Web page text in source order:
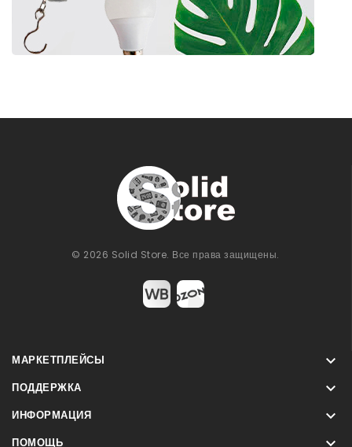
© 2026 Solid Store. Все права защищены.
МАРКЕТПЛЕЙСЫ 
ПОДДЕРЖКА 
ИНФОРМАЦИЯ 
ПОМОЩЬ